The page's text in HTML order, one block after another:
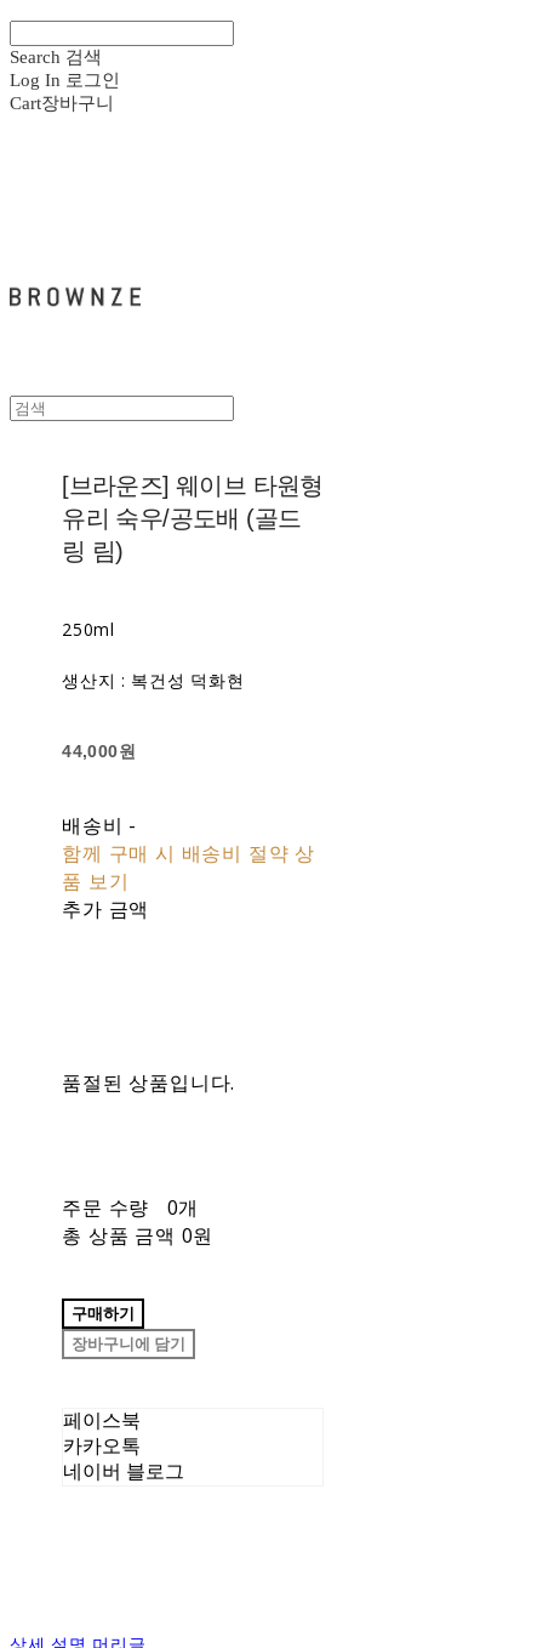
Search 검색
Log In 로그인
Cart장바구니
[브라운즈] 웨이브 타원형
유리 숙우/공도배 (골드
링 림)
250ml
생산지 : 복건성 덕화현
44,000원
배송비 -
함께 구매 시 배송비 절약 상
품 보기
추가 금액
품절된 상품입니다.
주문 수량
0개
총 상품 금액 0원
구매하기
장바구니에 담기
페이스북
카카오톡
네이버 블로그